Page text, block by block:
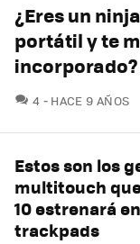
¿Eres un
portátil y te
4 COMENTARIOS
HACE 9 AÑOS
Estos son los
multitouch
10 estrenará
trackpads